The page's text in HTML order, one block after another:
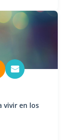
vivir en los